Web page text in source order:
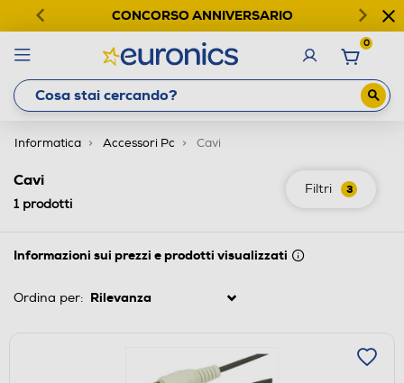
CONCORSO ANNIVERSARIO
0
Informatica Accessori Pc Cavi
Filtri 3
Cavi
1prodotti
Informazioni sui prezzi e prodotti visualizzati
Ordina per: